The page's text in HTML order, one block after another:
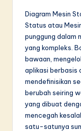
si
L
Diagram Mesin
Status atau
punggung dalam
yang kompleks.
bawaan,
aplikasi berbasis
mendefinisikan
berubah seiring
yang dibuat
mencegah
satu-satunya